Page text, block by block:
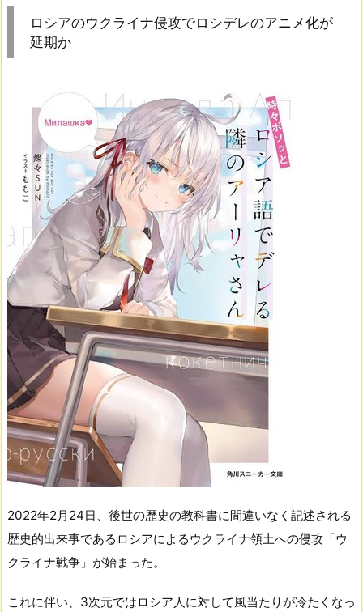
ロシアのウクライナ侵攻でロシデレのアニメ化が
延期か
2022年2月24日、後世の歴史の教科書に間違いなく記述される
歴史的出来事であるロシアによるウクライナ領土への侵攻「ウ
クライナ戦争」が始まった。
これに伴い、3次元ではロシア人に対して風当たりが冷たくなっ